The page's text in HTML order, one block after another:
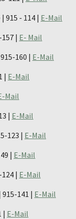
915 - 114 | E-Mail
| E- Mail
160 | E-Mail
| E-Mail
Mail
| E-Mail
123 | E-Mail
| E-Mail
| E-Mail
141 | E-Mail
| E-Mail